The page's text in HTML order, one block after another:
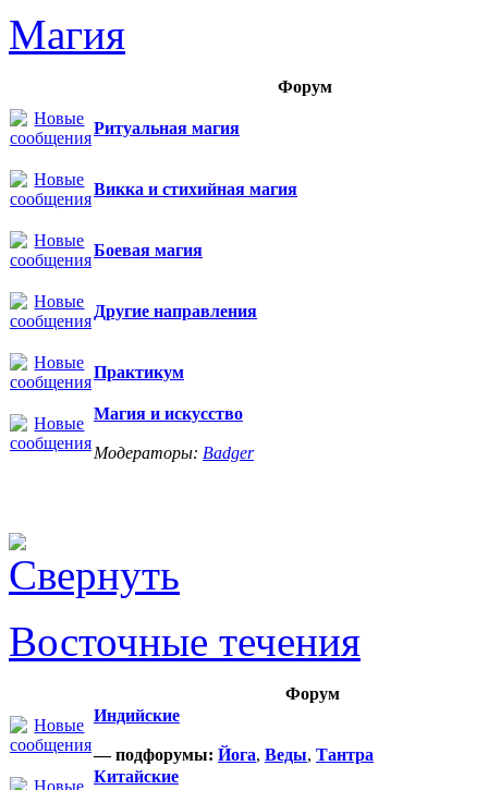
Магия
Форум
Ритуальная магия
Викка и стихийная магия
Боевая магия
Другие направления
Практикум
Магия и искусство
Модераторы: Badger
Восточные течения
Форум
Индийские
— подфорумы: Йога, Веды, Тантра
Китайские